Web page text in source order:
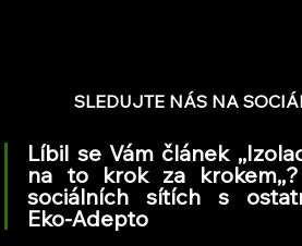
SLEDUJTE NÁS NA
Líbil se Vám článek
na to krok za
sociálních sítích s
Eko-Adepto